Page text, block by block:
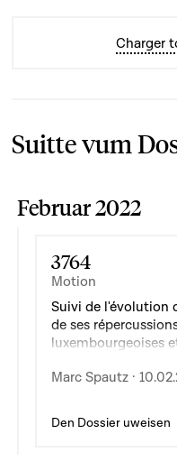
Charger
Suitte vum
Februar 2022
3764
Motion
Suivi de l'évolution
de ses
luxembourgeoises
sectorielles et le
Marc Spautz ·
Den Dossier uweisen